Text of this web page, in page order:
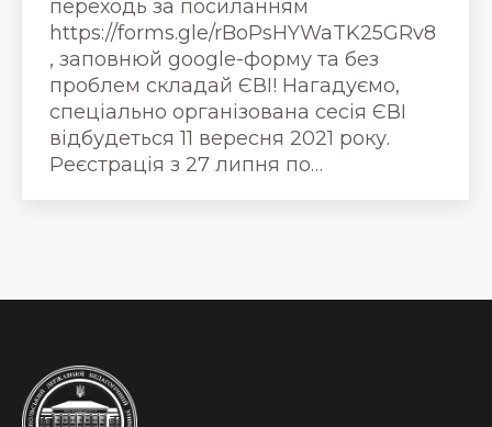
переходь за посиланням
https://forms.gle/rBoPsHYWaTK25GRv8
, заповнюй google-форму та без
проблем складай ЄВІ! Нагадуємо,
спеціально організована сесія ЄВІ
відбудеться 11 вересня 2021 року.
Реєстрація з 27 липня по…